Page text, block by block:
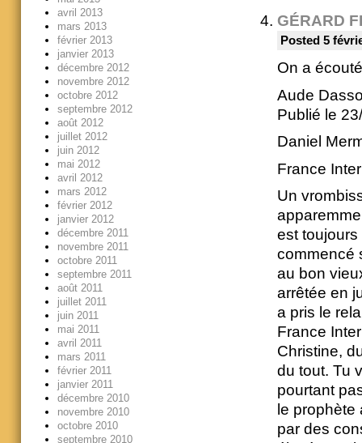
GÉRARD
Posted 5
On a
Aude
Publié le
Daniel
France
Un
est
commencé
au bon
arrêtée en
a pris le
France
Christine,
du tout. Tu
pourtant
le prophète
par des
avril 2013
mars 2013
février 2013
janvier 2013
décembre 2012
novembre 2012
octobre 2012
septembre 2012
août 2012
juillet 2012
juin 2012
mai 2012
avril 2012
mars 2012
février 2012
janvier 2012
décembre 2011
novembre 2011
octobre 2011
septembre 2011
août 2011
juillet 2011
juin 2011
mai 2011
avril 2011
mars 2011
février 2011
janvier 2011
décembre 2010
novembre 2010
octobre 2010
septembre 2010